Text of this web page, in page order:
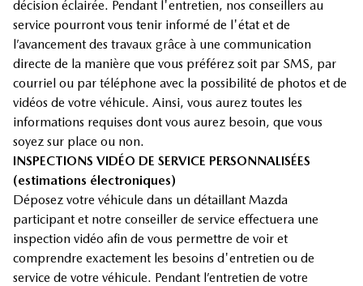
décision éclairée. Pendant l'entretien, nos conseillers au
service pourront vous tenir informé de l'état et de
l’avancement des travaux grâce à une communication
directe de la manière que vous préférez soit par SMS, par
courriel ou par téléphone avec la possibilité de photos et de
vidéos de votre véhicule. Ainsi, vous aurez toutes les
informations requises dont vous aurez besoin, que vous
soyez sur place ou non.
INSPECTIONS VIDÉO DE SERVICE PERSONNALISÉES
(estimations électroniques)
Déposez votre véhicule dans un détaillant Mazda
participant et notre conseiller de service effectuera une
inspection vidéo afin de vous permettre de voir et
comprendre exactement les besoins d'entretien ou de
service de votre véhicule. Pendant l’entretien de votre